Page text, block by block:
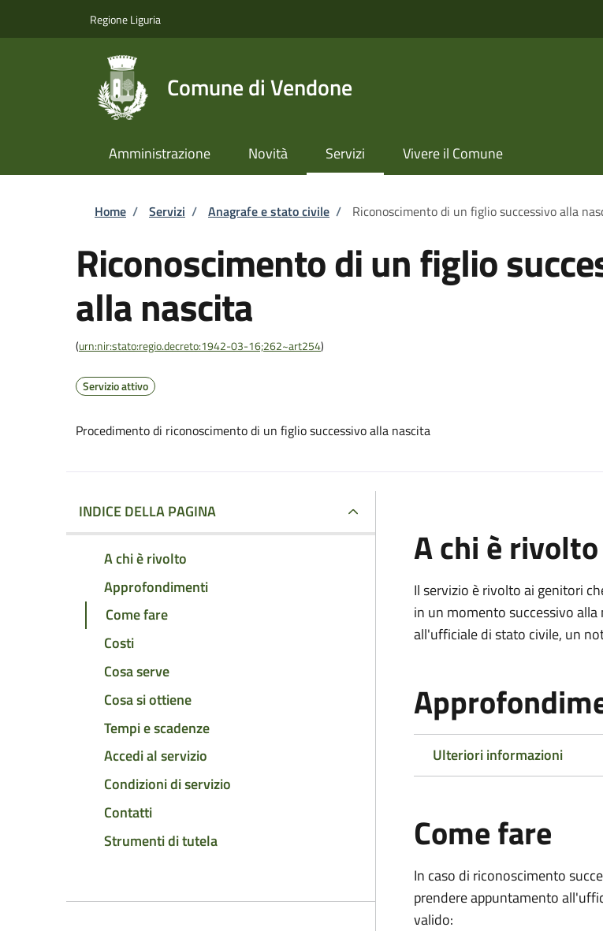
Regione Liguria
Comune di Vendone
Amministrazione Novità Servizi Vivere il Comune
Briciole di pane
Home / Servizi / Anagrafe e stato civile / Riconoscimento di un figlio successivo alla
Riconoscimento di un figlio
alla nascita
(urn:nir:stato:regio.decreto:1942-03-16;262~art254)
Servizio attivo
Procedimento di riconoscimento di un figlio successivo alla nascita
INDICE DELLA PAGINA
A chi è rivolto
Approfondimenti
Come fare
Costi
Cosa serve
Cosa si ottiene
Tempi e scadenze
Accedi al servizio
Condizioni di servizio
Contatti
Strumenti di tutela
A chi è rivolto
Il servizio è rivolto ai genitori
in un momento successivo
all'ufficiale di stato civile, un
Ulteriori informazioni
Come fare
In caso di riconoscimento
prendere appuntamento
valido: